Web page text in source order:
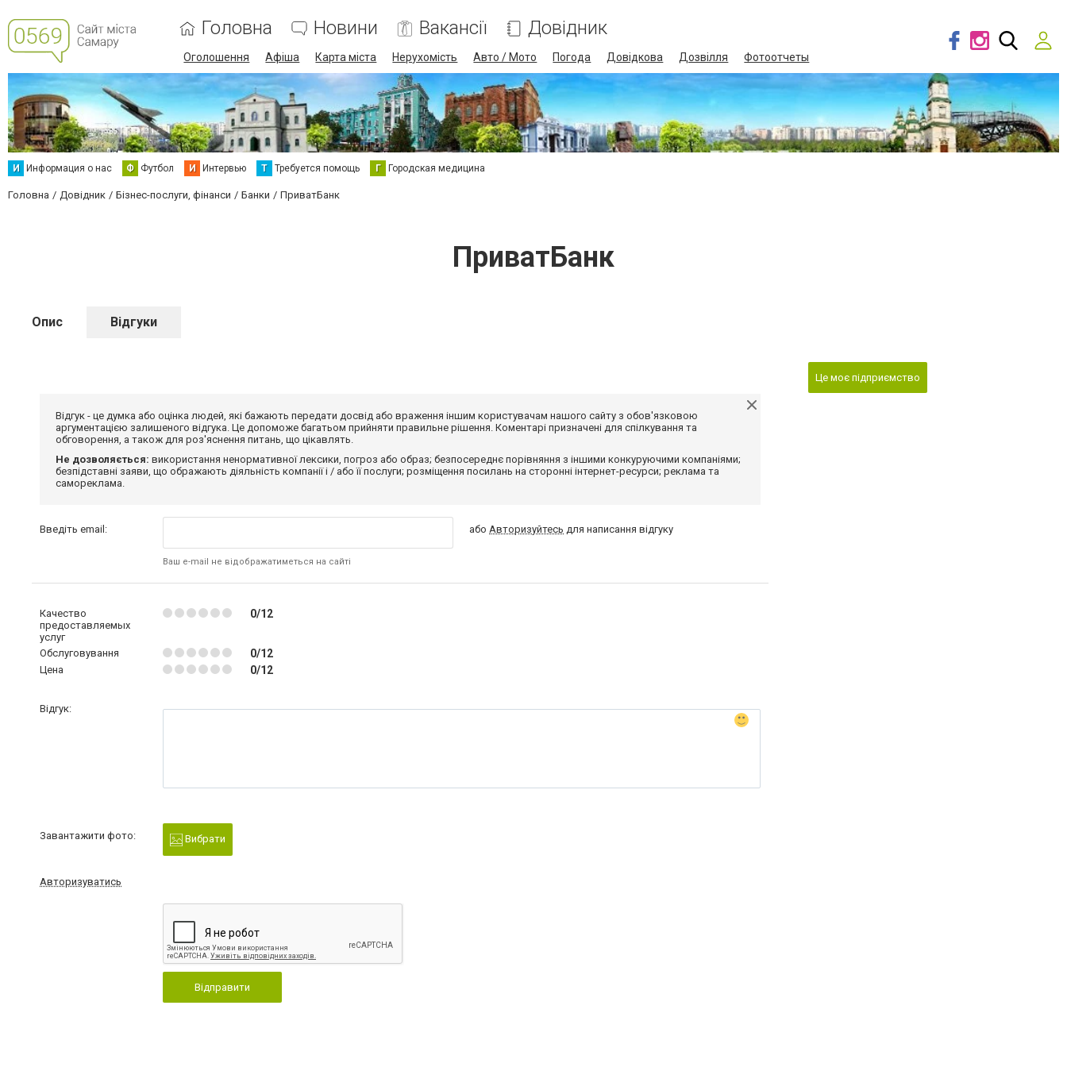
Головна Новини Вакансії Довідник
Оголошення Афіша Карта міста Нерухомість Авто / Мото Погода Довідкова Дозвілля Фотоотчеты
И Информация о нас Ф Футбол И Интервью Т Требуется помощь Г Городская медицина
Головна Довідник Бізнес-послуги, фінанси Банки ПриватБанк
ПриватБанк
Опис Відгуки
Відгук - це думка або оцінка людей, які бажають передати досвід або враження іншим користувачам нашого сайту з обов'язковою
аргументацією залишеного відгука. Це допоможе багатьом прийняти правильне рішення. Коментарі призначені для спілкування та
обговорення, а також для роз'яснення питань, що цікавлять.
Не дозволяється: використання ненормативної лексики, погроз або образ; безпосереднє порівняння з іншими конкуруючими компаніями;
безпідставні заяви, що ображають діяльність компанії і / або її послуги; розміщення посилань на сторонні інтернет-ресурси; реклама та
самореклама.
Введіть email:
Ваш e-mail не відображатиметься на сайті
абоАвторизуйтесь для написання відгуку
Качество
предоставляемых
услуг
0/12
Обслуговування 0/12
Цена 0/12
Відгук:
Завантажити фото: Вибрати
Авторизуватись
Відправити
Це моє підприємство